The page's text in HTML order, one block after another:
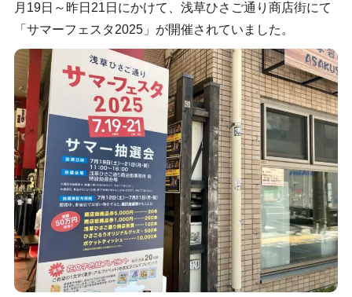
月19日～昨日21日にかけて、浅草ひさご通り商店街にて
「サマーフェスタ2025」が開催されていました。